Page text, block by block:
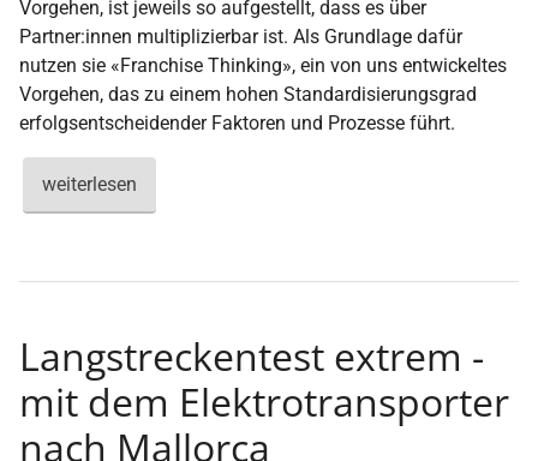
Vorgehen, ist jeweils so aufgestellt, dass es über
Partner:innen multiplizierbar ist. Als Grundlage dafür
nutzen sie «Franchise Thinking», ein von uns entwickeltes
Vorgehen, das zu einem hohen Standardisierungsgrad
erfolgsentscheidender Faktoren und Prozesse führt.
weiterlesen
Langstreckentest extrem -
mit dem Elektrotransporter
nach Mallorca